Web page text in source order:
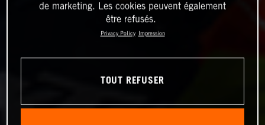
de marketing. Les cookies peuvent également
être refusés.
Privacy Policy Impression
TOUT REFUSER